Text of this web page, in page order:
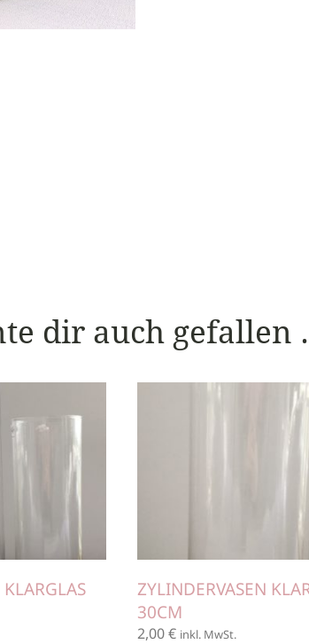
dir auch gefallen
ZYLINDERVASEN
30CM
2,00€ inkl. MwSt.